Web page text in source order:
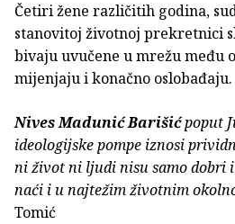
Četiri žene različitih godina,
stanovitoj životnoj prekretnici
bivaju uvučene u mrežu među
mijenjaju i konačno oslobađaju.
Nives Madunić Barišićpoput
ideologijske pompe iznosi
ni život ni ljudi nisu samo dobri
naći i u najtežim životnim
Tomić